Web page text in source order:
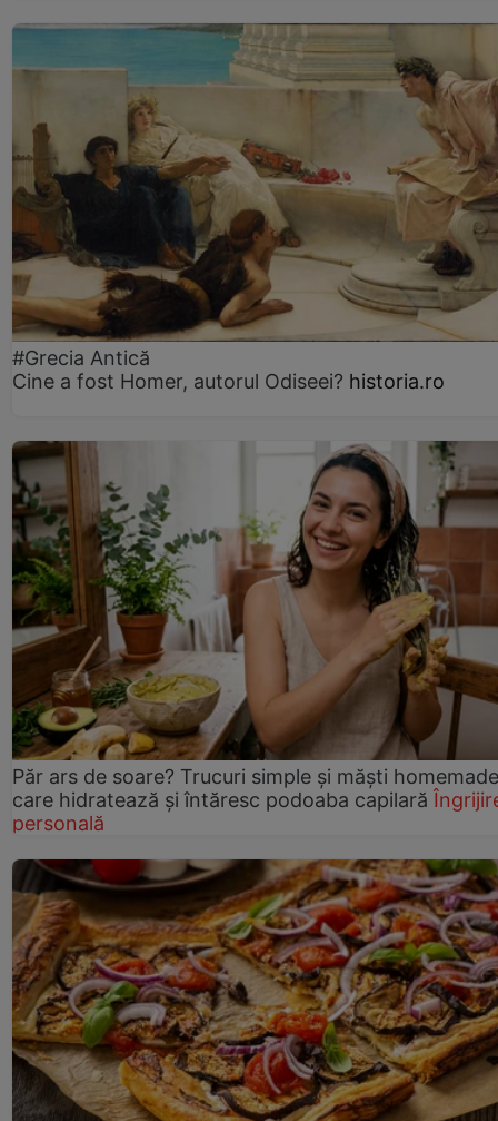
#Grecia Antică
Cine a fost Homer, autorul Odiseei? historia.ro
Păr ars de soare? Trucuri simple și măști homemade
care hidratează și întăresc podoaba capilară
personală